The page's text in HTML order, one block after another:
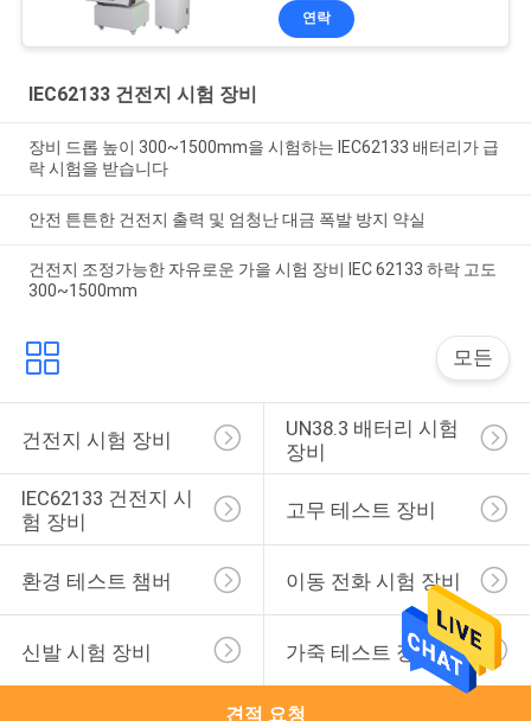
연락
IEC62133 건전지 시험 장비
장비 드롭 높이 300~1500mm을 시험하는 IEC62133 배터리가 급
락 시험을 받습니다
안전 튼튼한 건전지 출력 및 엄청난 대금 폭발 방지 약실
건전지 조정가능한 자유로운 가을 시험 장비 IEC 62133 하락 고도
300~1500mm
모든
건전지 시험 장비
UN38.3 배터리 시험
장비
IEC62133 건전지 시
험 장비
고무 테스트 장비
환경 테스트 챔버 이동 전화 시험 장비
신발 시험 장비 가죽 테스트 장비
견적 요청